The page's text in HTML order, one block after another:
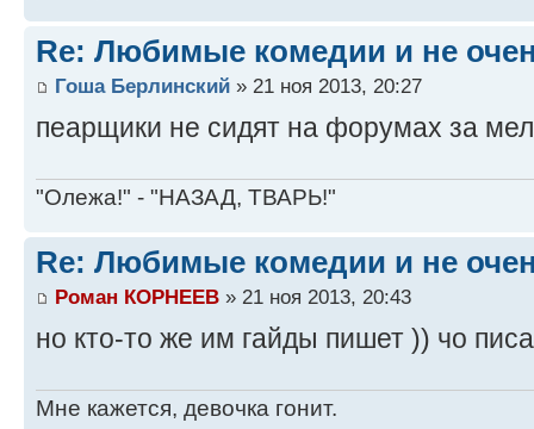
Re: Любимые комедии и не
Гоша Берлинский » 21 ноя 2013, 20:27
пеарщики не сидят на форумах за
"Олежа!" - "НАЗАД, ТВАРЬ!"
Re: Любимые комедии и не
Роман КОРНЕЕВ » 21 ноя 2013, 20:43
но кто-то же им гайды пишет )) чо
Мне кажется, девочка гонит.